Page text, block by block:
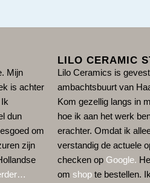
Mijn
is achter
Ik
dun
om
zijn
LILO CERAMIC
Lilo Ceramics is
ambachtsbuurt van
Kom gezellig langs in
hoe ik aan het werk
erachter. Omdat ik
verstandig de actuele
checken op Google.
om shopte bestellen.